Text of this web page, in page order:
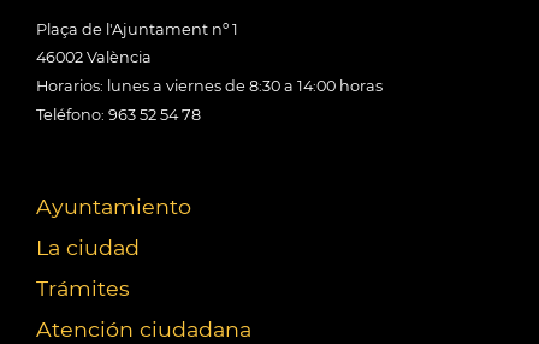
Plaça de l'Ajuntament nº 1
46002 València
Horarios: lunes a viernes de 8:30 a 14:00 horas
Teléfono: 963 52 54 78
Ayuntamiento
La ciudad
Trámites
Atención ciudadana